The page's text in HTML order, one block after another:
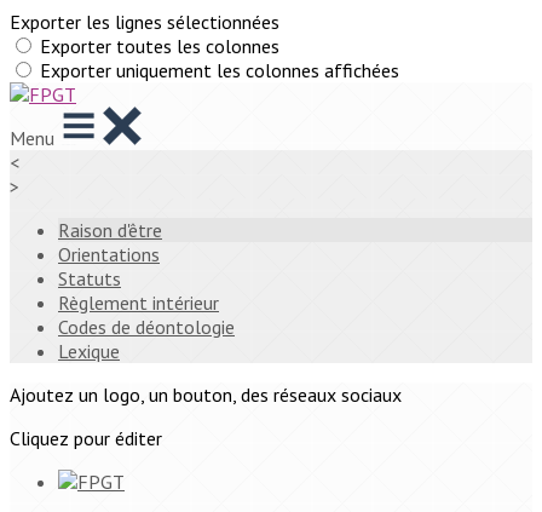
Exporter les lignes sélectionnées
Exporter toutes les colonnes
Exporter uniquement les colonnes affichées
Menu
<
>
Raison d'être
Orientations
Statuts
Règlement intérieur
Codes de déontologie
Lexique
Ajoutez un logo, un bouton, des réseaux sociaux
Cliquez pour éditer